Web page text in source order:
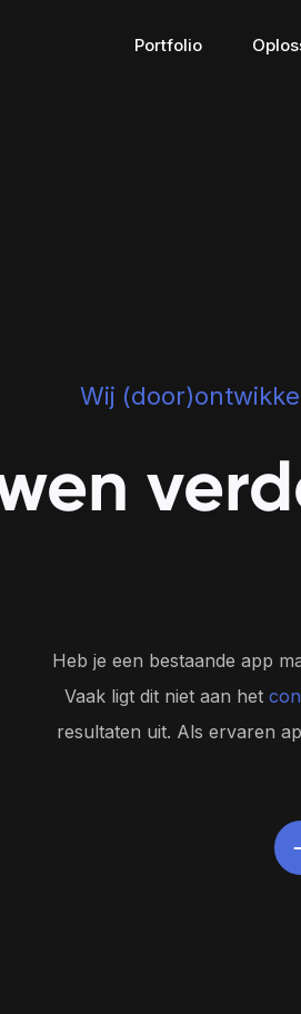
Portfolio
zorg waar
en veiligheid voorop
De
van
Wij
Heb je een bestaande app
Vaak ligt dit niet aan het
resultaten uit. Als ervaren